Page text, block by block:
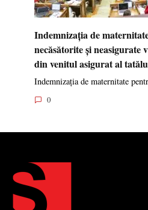
Indemnizația de
necăsătorite și neasigurate
din venitul asigurat al
Indemnizația de maternitate
0